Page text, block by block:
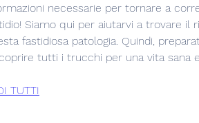
necessarie per tornare a
Siamo qui per aiutarvi a trovare il
fastidiosa patologia. Quindi,
tutti i trucchi per una vita sana
TUTTI